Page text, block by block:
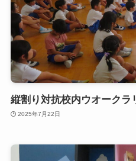
縦割り対抗校内ウオーク
2025年7月22日